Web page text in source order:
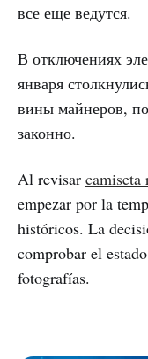
все еще ведутся.
В отключениях
января
вины майнеров,
законно.
Al revisar camiseta
empezar por la
históricos. La
comprobar el
fotografías.